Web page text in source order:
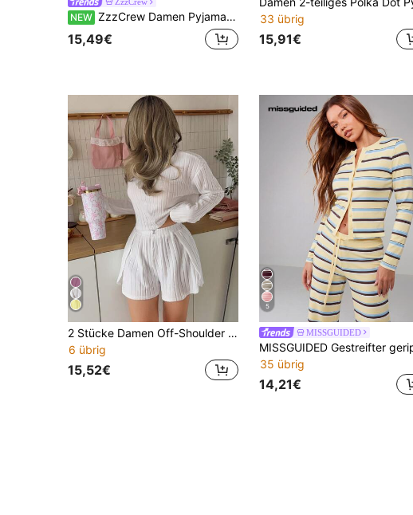
NEW ZzzCrew Damen Pyjama Set mit Zebra-Muster, feiner Rippstruktur, Kontrast-Spitzenbesatz, Camisole & lange Hose
15,49€
33 übrig
15,91€
2 Stücke Damen Off-Shoulder Langarm Top + Shorts mit elastischem Bund Pyjama Set
6 übrig
15,52€
5
MISSGUIDED
35 übrig
14,21€